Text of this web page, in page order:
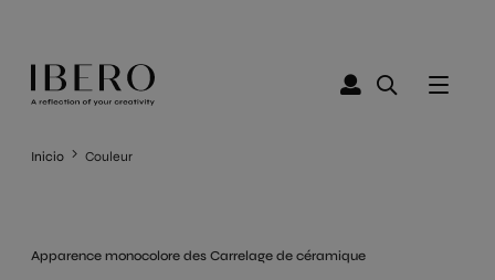
Inicio Couleur
Apparence monocolore des Carrelage de céramique